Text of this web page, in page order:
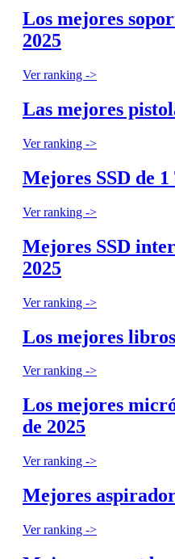
Los mejores
2025
Ver ranking ->
Las mejores
Ver ranking ->
Mejores SSD de
Ver ranking ->
Mejores SSD
2025
Ver ranking ->
Los mejores
Ver ranking ->
Los mejores
de 2025
Ver ranking ->
Mejores
Ver ranking ->